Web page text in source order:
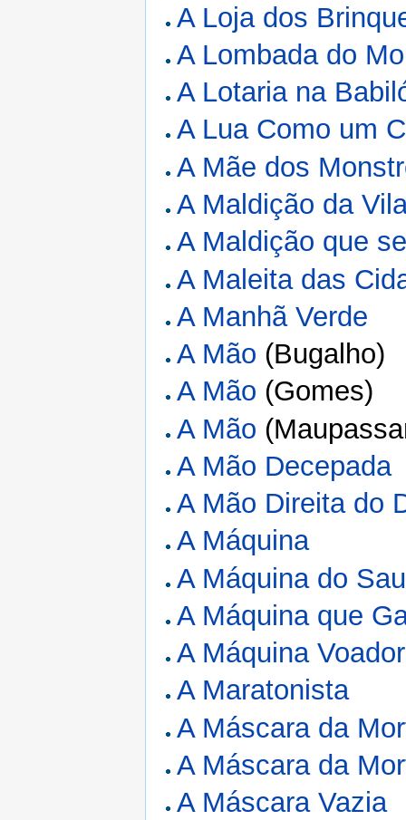
A Loja dos
A Lombada do
A Lotaria na
A Lua Como um
A Mãe dos
A Maldição da
A Maldição que
A Maleita das
A Manhã Verde
A Mão (Bugalho)
A Mão (Gomes)
A Mão
A Mão Decepada
A Mão Direita do
A Máquina
A Máquina do
A Máquina que
A Máquina
A Maratonista
A Máscara da
A Máscara da
A Máscara Vazia